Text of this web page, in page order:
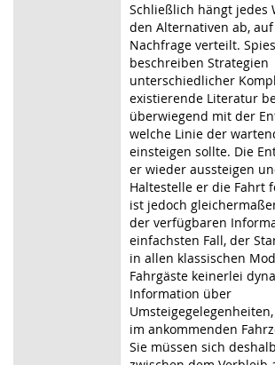
Schließlich hängt jedes
den Alternativen ab,
Nachfrage verteilt.
beschreiben Strategien
unterschiedlicher
existierende Literatur
überwiegend mit der
welche Linie der
einsteigen sollte. Die
er wieder aussteigen
Haltestelle er die Fahrt
ist jedoch
der verfügbaren
einfachsten Fall, der
in allen klassischen
Fahrgäste keinerlei
Information über
im ankommenden
Sie müssen sich